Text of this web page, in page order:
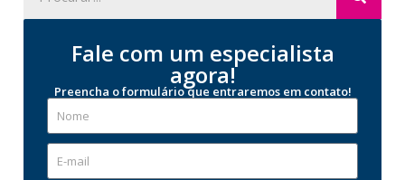
Fale com um especialista
agora!
Preencha o formulário que entraremos em contato!